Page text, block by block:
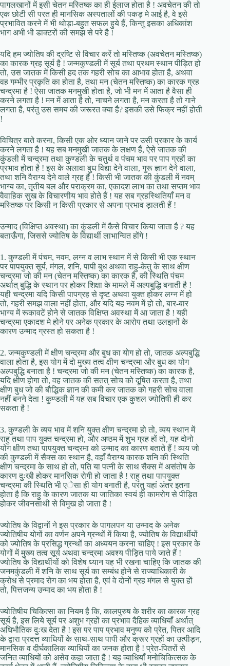
पागलखानों में इसी चेतन मस्तिष्क का ही ईलाज होता है ! अवचेतन की तो
एक छोटी सी परत ही मानसिक अस्पतालों की पकड़ मे आई है, वे इसे
प्रभावित करने में भी थोड़ा-बहुत सफल हुये हैं, किन्तु इसका अधिकांश
भाग अभी भी डाक्टरों की समझ से परे है !
यदि हम ज्योतिष की द्रष्टि से विचार करें तो मस्तिष्क (अवचेतन मस्तिष्क)
का कारक ग्रह सूर्य है ! जन्मकुण्डली में सूर्य तथा प्रथम स्थान पीड़ित हो
तो, उस जातक में किसी हद तक गहरी सोच का आभाव होता है, अथवा
वह गम्भीर प्रकृति का होता है, तथा मन (चेतन मस्तिष्क) का कारक ग्रह
चन्द्रमा है ! ऐसा जातक मनमुखी होता है, जो भी मन में आता है वैसा ही
करने लगता है ! मन में आता है तो, नाचने लगता है, मन करता है तो गाने
लगता है, परंतु उस समय की जरूरत क्या है? इसकी उसे फिक्र नहीं होती
!
विचित्र बाते करना, किसी एक ओर ध्यान जाने पर उसी प्रकार के कार्य
करने लगता है ! यह सब मनमुखी जातक के लक्षण हैं, ऐसे जातक की
कुंडली में चन्द्रमा तथा कुण्डली के चतुर्थ व पंचम भाव पर पाप ग्रहों का
प्रभाव होता है ! इस के अलावा बुध विद्या देने वाला, गुरू ज्ञान देने वाला,
तथा शनि वैराग्य देने वाले ग्रह हैं ! किसी भी जातक की कुंडली में नवम्
भाग्य का, तृतीय बल और पराक्रम का, एकादश लाभ का तथा सप्तम भाव
वैवाहिक सुख के विचारणीय भाव होते हैं ! यह सब ग्रहस्थितियाँ मन व
मस्तिष्क पर किसी न किसी प्रकार से अपना प्रभाव ड़ालती हैं !
उन्माद (विक्षिप्त अवस्था) का कुंडली में कैसे विचार किया जाता है ? यह
बताऊँगा, जिससे ज्योतिष के विद्यार्थी लाभान्वित होंगे !
1. कुण्डली में पंचम, नवम, लग्न व लाभ स्थान में से किसी भी एक स्थान
पर पापयुक्त सूर्य, मंगल, शनि, पापी बुध अथवा राहु-केतु के साथ क्षीण
चन्द्रमा जो की मन (चेतन मस्तिष्क) का कारक है, की स्थिति पंचम
अर्थात् बुद्धि के स्थान पर होकर शिक्षा के मामले में अल्पबुद्धि बनाती है !
यही चन्द्रमा यदि किसी पापग्रह से दृष्ट अथवा युक्त होकर लग्न में हो
तो, गहरी समझ वाला नहीं होता, और यदि यह नवम में हो तो, बार-बार
भाग्य में रूकावटें होने से जातक विक्षिप्त अवस्था में आ जाता है ! यही
चन्द्रमा एकादश मे होने पर अनेक प्रकार के आरोप तथा उलझनों के
कारण उन्माद ग्रस्त हो सकता है !
2. जन्मकुण्डली में क्षीण चन्द्रमा और बुध का योग हो तो, जातक अल्पबुद्धि
वाला होता है, इस योग में दो मुख्य तत्व क्षीण चन्द्रमा और बुध का योग
अल्पबुद्धि बनाता है ! चन्द्रमा जो की मन (चेतन मस्तिष्क) का कारक है,
यदि क्षीण होगा तो, वह जातक की सतत् सोच को दूषित करता है, तथा
क्षीण बुध जो की बौद्धिक ज्ञान की कमी कर जातक को गहरी सोच वाला
नहीं बनने देता ! कुण्डली में यह सब विचार एक कुशल ज्योतिषी ही कर
सकता है !
3. कुण्डली के व्यय भाव में शनि युक्त क्षीण चन्द्रमा हो तो, व्यय स्थान में
राहु तथा पाप युक्त चन्द्रमा हो, और अष्ठम में शुभ ग्रह हों तो, यह दोनो
योग क्षीण तथा पापयुक्त चन्द्रमा को उन्माद का कारण बताते हैं ! व्यय जो
की कुण्डली में सैक्स का स्थान है, वहाँ वैराग्य कारक शनि की स्थिति
क्षीण चन्द्रमा के साथ हो तो, पति या पत्नी के साथ सैक्स में असंतोष के
कारण दुःखी होकर मानसिक रोगी हो जाता है ! राहु तथा पापयुक्त
चन्द्रमा की स्थिति भी एेसा ही योग बनाती है, परंतु यहां अंतर इतना
होता है कि राहु के कारण जातक या जातिका स्वयं ही कामरोग से पीड़ित
होकर जीवनसाथी से विमुख हो जाता है !
ज्योतिष के विद्वानों ने इस प्रकार के पागलपन या उन्माद के अनेक
ज्योतिषीय योगों का वर्णन अपने ग्रन्थों में किया है, ज्योतिष के विद्यार्थीयों
को ज्योतिष के प्रसिद्ध ग्रन्थों का अध्ययन करना चाहिए ! इस प्रकार के
योगों में मुख्य तत्व सूर्य अथवा चन्द्रमा अवश्य पीड़ित पाये जाते हैं !
ज्योतिष के विद्यार्थीयों को विशेष ध्यान यह भी रखना चाहिए कि जातक की
जनमकुंडली में शनि के साथ सूर्य का सम्बंध होने से राज्याधिकारी के
क्रोध से प्रमाद रोग का भय होता है, एवं वे दोनों ग्रह मंगल से युक्त हों
तो, पित्तजन्य उन्माद का भय होता है !
ज्योतिषीय चिकित्सा का नियम है कि, कालपुरुष के शरीर का कारक ग्रह
सूर्य है, इस लिये सूर्य पर अशुभ ग्रहों का प्रभाव दैहिक व्याधियाँ अर्थात्
अधिभौतिक दुःख देता है ! इस पर पाप प्रभाव मनुष्य को प्रेत, पितर आदि
के द्वारा प्रदत्त व्याधियों के साथ-साथ पापी और क्रूर ग्रहों का उत्पीड़न,
मानसिक व दीर्घकालिक व्याधियों का जनक होता है ! प्रेत-पितरों से
जनित व्याधियों को असेव कहा जाता है ! यह व्याधियाँ मनोचिकित्सक के